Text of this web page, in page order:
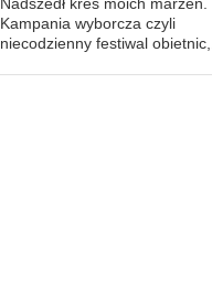
Kampania wyborcza czyli
niecodzienny festiwal obietnic,..